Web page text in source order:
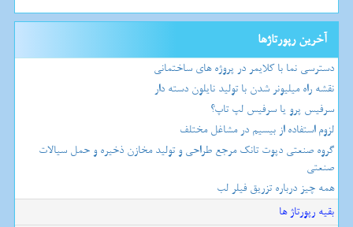
آخرین رپورتاژها
دسترسی نما با کلایمر در پروژه های ساختمانی
نقشه راه میلیونر شدن با تولید نایلون دسته دار
سرفیس پرو یا سرفیس لپ تاپ؟
لزوم استفاده از بیسیم در مشاغل مختلف
گروه صنعتی دپوت تانک مرجع طراحی و تولید مخازن ذخیره و حمل سیالات
صنعتی
همه چیز درباره تزریق فیلر لب
بقیه رپورتاژ ها